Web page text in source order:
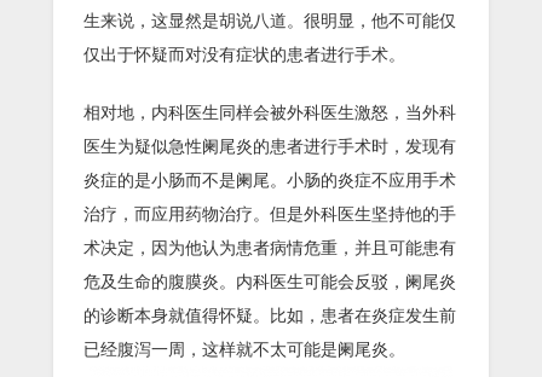
生来说，这显然是胡说八道。很明显，他不可能仅
仅出于怀疑而对没有症状的患者进行手术。
相对地，内科医生同样会被外科医生激怒，当外科
医生为疑似急性阑尾炎的患者进行手术时，发现有
炎症的是小肠而不是阑尾。小肠的炎症不应用手术
治疗，而应用药物治疗。但是外科医生坚持他的手
术决定，因为他认为患者病情危重，并且可能患有
危及生命的腹膜炎。内科医生可能会反驳，阑尾炎
的诊断本身就值得怀疑。比如，患者在炎症发生前
已经腹泻一周，这样就不太可能是阑尾炎。